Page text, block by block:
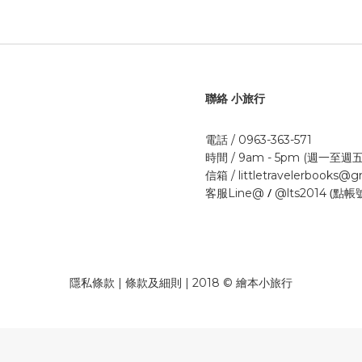
聯絡 小旅行
電話 / 0963-363-571
時間 / 9am - 5pm (週一至週
信箱 /
客服Line@ / @lts2014 (點帳
隱私條款 | 條款及細則 | 2018 © 繪本小旅行